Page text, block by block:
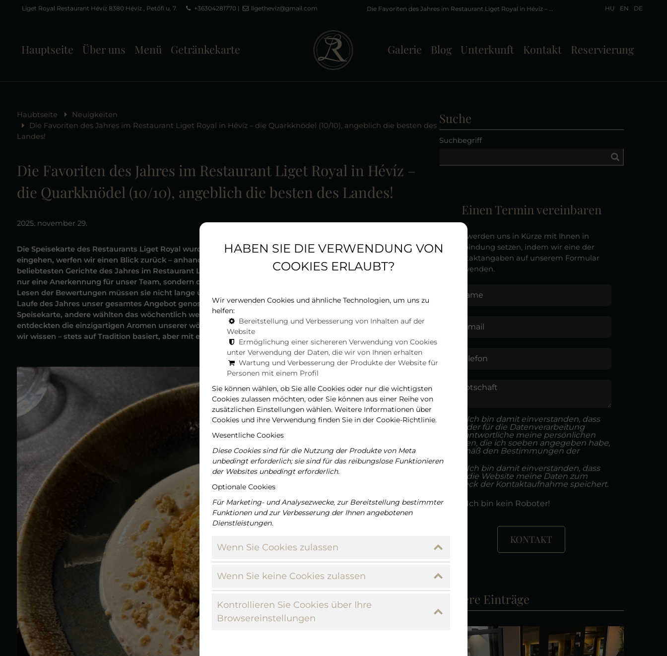
Liget Royal Restaurant Hévíz 8380 Hévíz , Petőfi u. 7. +36304281770 | ligetheviz@gmail.com Die Favoriten des Jahres im Restaurant Liget Royal in Hévíz – die Quarkknödel (10/10), angeblich die besten des Landes! HU EN DE
Hauptseite Über uns Menü Getränkekarte Galerie Blog Unterkunft Kontakt Reservierung
Haubtseite
Neuigkeiten
Die Favoriten des Jahres im Restaurant Liget Royal in Hévíz – die Quarkknödel (10/10), angeblich die besten des
Landes!
Die Favoriten des Jahres im Restaurant Liget Royal in Hévíz –
die Quarkknödel (10/10), angeblich die besten des Landes!
2025. november 29.
Die Speisekarte des Restaurants Liget Royal wurde heute erneuert. Doch bevor wir auf die Neuerungen
eingehen, werfen wir einen Blick zurück – anhand der Google-Gästebewertungen – und sehen uns die
beliebtesten Gerichte des Jahres im Restaurant Liget Royal an. Die vielen Fünf-Sterne-Bewertungen sind nicht
nur eine Anerkennung für unser Team, sondern dienen auch als Orientierungshilfe für unsere Gäste. Nach dem
Lesen der Bewertungen müssen sie nicht lange überlegen, ob sich ein Besuch lohnt! Unsere Gäste haben im
Laufe des Jahres unser gesamtes Angebot genossen. Viele bevorzugten Gerichte aus unserer regulären
Speisekarte, andere wählten das wöchentlich wechselnde Menü des Küchenchefs. Die meisten jedoch
entdeckten die einzigartigen Aromen unserer wöchentlich wechselnden, vergünstigten Mittagskarte, die – wie
wir wissen – stets auf Tradition basiert, aber mit einem modernen Touch.
Suche
Suchbegriff
Einen Termin vereinbaren
Wir werden uns in Kürze mit Ihnen in
Verbindung setzen, indem wir eine der
Kontaktangaben auf unserem Formular
verwenden.
Name
E-mail
Telefon
Botschaft
Ich bin damit einverstanden, dass
der für die Datenverarbeitung
Verantwortliche meine persönlichen
Daten, die ich soeben angegeben habe,
gemäß den Bestimmungen der
Ich bin damit einverstanden, dass
die Website meine Daten zum
Zweck der Kontaktaufnahme speichert.
Ich bin kein Roboter!
KONTAKT
Weitere Einträge
HABEN SIE DIE VERWENDUNG VON
COOKIES ERLAUBT?
Wir verwenden Cookies und ähnliche Technologien, um uns zu
helfen:
Bereitstellung und Verbesserung von Inhalten auf der
Website
Ermöglichung einer sichereren Verwendung von Cookies
unter Verwendung der Daten, die wir von Ihnen erhalten
Wartung und Verbesserung der Produkte der Website für
Personen mit einem Profil
Sie können wählen, ob Sie alle Cookies oder nur die wichtigsten
Cookies zulassen möchten, oder Sie können aus einer Reihe von
zusätzlichen Einstellungen wählen. Weitere Informationen über
Cookies und ihre Verwendung finden Sie in der Cookie-Richtlinie.
Wesentliche Cookies
Diese Cookies sind für die Nutzung der Produkte von Meta
unbedingt erforderlich; sie sind für das reibungslose Funktionieren
der Websites unbedingt erforderlich.
Optionale Cookies
Für Marketing- und Analysezwecke, zur Bereitstellung bestimmter
Funktionen und zur Verbesserung der Ihnen angebotenen
Dienstleistungen.
Wenn Sie Cookies zulassen
Wenn Sie keine Cookies zulassen
Kontrollieren Sie Cookies über Ihre
Browsereinstellungen